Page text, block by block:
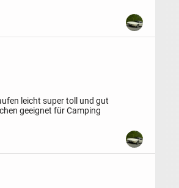
leicht super toll und gut
geeignet für Camping